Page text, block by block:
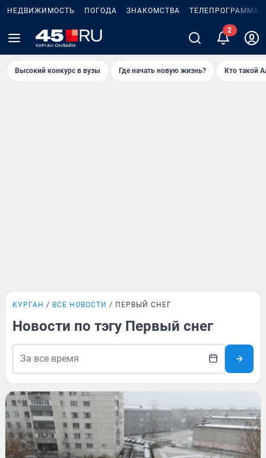
НЕДВИЖИМОСТЬ ПОГОДА ЗНАКОМСТВА ТЕЛЕПРОГРАММА
Высокий конкурс в вузы Где начать новую жизнь? Кто такой
КУРГАН ВСЕ НОВОСТИ ПЕРВЫЙ СНЕГ
Новости по тэгу Первый снег